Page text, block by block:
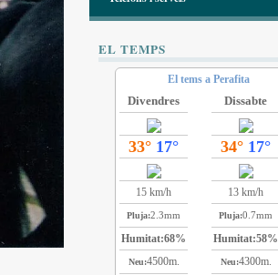
EL TEMPS
El tems a Perafita
Divendres
33° 17°
15 km/h
Pluja:2.3mm
Humitat:68%
Neu:4500m.
Dissabte
34° 17°
13 km/h
Pluja:0.7mm
Humitat:58%
Neu:4300m.